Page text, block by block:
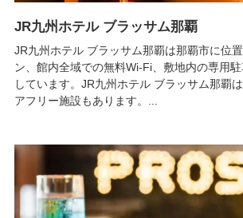
JR九州ホテル ブラッサム那覇
JR九州ホテル ブラッサム那覇は那覇市に位
ン、館内全域での無料Wi-Fi、敷地内の専用
しています。JR九州ホテル ブラッサム那覇
アフリー施設もあります。...